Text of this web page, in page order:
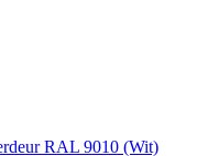
RAL 9010 (Wit)